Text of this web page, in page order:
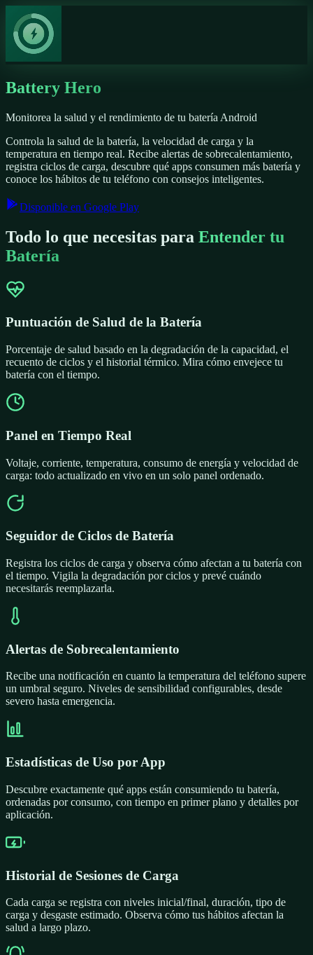
Battery Hero
Monitorea la salud y el rendimiento de tu batería Android
Controla la salud de la batería, la velocidad de carga y la
temperatura en tiempo real. Recibe alertas de sobrecalentamiento,
registra ciclos de carga, descubre qué apps consumen más batería y
conoce los hábitos de tu teléfono con consejos inteligentes.
Disponible en Google Play
Todo lo que necesitas para Entender tu
Batería
Puntuación de Salud de la Batería
Porcentaje de salud basado en la degradación de la capacidad, el
recuento de ciclos y el historial térmico. Mira cómo envejece tu
batería con el tiempo.
Panel en Tiempo Real
Voltaje, corriente, temperatura, consumo de energía y velocidad de
carga: todo actualizado en vivo en un solo panel ordenado.
Seguidor de Ciclos de Batería
Registra los ciclos de carga y observa cómo afectan a tu batería con
el tiempo. Vigila la degradación por ciclos y prevé cuándo
necesitarás reemplazarla.
Alertas de Sobrecalentamiento
Recibe una notificación en cuanto la temperatura del teléfono supere
un umbral seguro. Niveles de sensibilidad configurables, desde
severo hasta emergencia.
Estadísticas de Uso por App
Descubre exactamente qué apps están consumiendo tu batería,
ordenadas por consumo, con tiempo en primer plano y detalles por
aplicación.
Historial de Sesiones de Carga
Cada carga se registra con niveles inicial/final, duración, tipo de
carga y desgaste estimado. Observa cómo tus hábitos afectan la
salud a largo plazo.